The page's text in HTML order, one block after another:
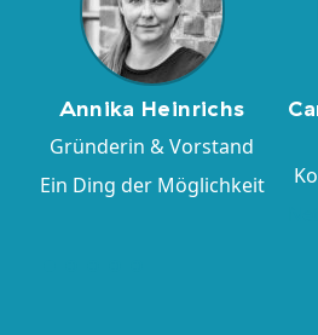
Annika Heinrichs
Gründerin & Vorstand
Ein Ding der Möglichkeit